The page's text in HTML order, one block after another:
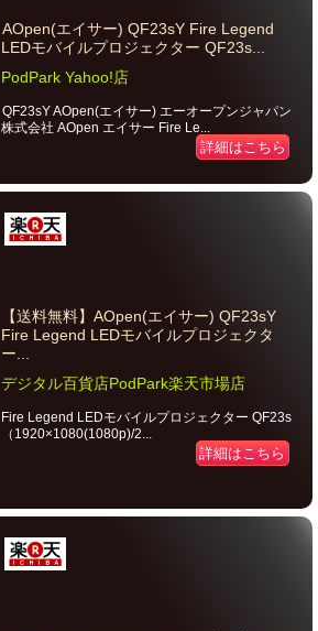
AOpen(エイサー) QF23sY Fire Legend
LEDモバイルプロジェクター QF23s...
PodPark Yahoo!店
QF23sY AOpen(エイサー) エーオープンジャパン
株式会社 AOpen エイサー Fire Le...
詳細はこちら
【送料無料】AOpen(エイサー) QF23sY
Fire Legend LEDモバイルプロジェクタ
ー...
デジタル百貨店PodPark楽天市場店
Fire Legend LEDモバイルプロジェクター QF23s
（1920×1080(1080p)/2...
詳細はこちら